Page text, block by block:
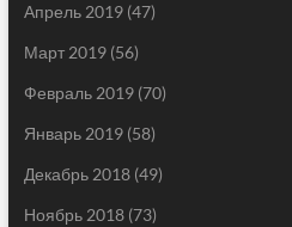
Апрель 2019(47)
Март 2019(56)
Февраль 2019(70)
Январь 2019(58)
Декабрь 2018(49)
Ноябрь 2018(73)